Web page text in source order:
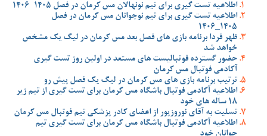
اطلاعیه تست گیری برای تیم نونهالان مس کرمان در فصل 1405-1406
اطلاعیه تست گیری برای تیم نوجوانان مس کرمان در فصل
1405_1406
ظهر فردا برنامه بازی های فصل بعد مس کرمان در لیگ یک مشخص
خواهد شد
حضور گسترده فوتبالیست های مستعد در اولین روز تست گیری
آکادمی فوتبال مس کرمان
ترتیب برنامه بازی های مس کرمان در لیگ یک فصل پیش رو
اطلاعیه آکادمی فوتبال باشگاه مس کرمان برای تست گیری از تیم زیر
18 ساله های خود
تسلیت به آقای نوروزپور از اعضای کادر پزشکی تیم فوتبال مس کرمان
اطلاعیه آکادمی فوتبال باشگاه مس کرمان برای تست گیری تیم